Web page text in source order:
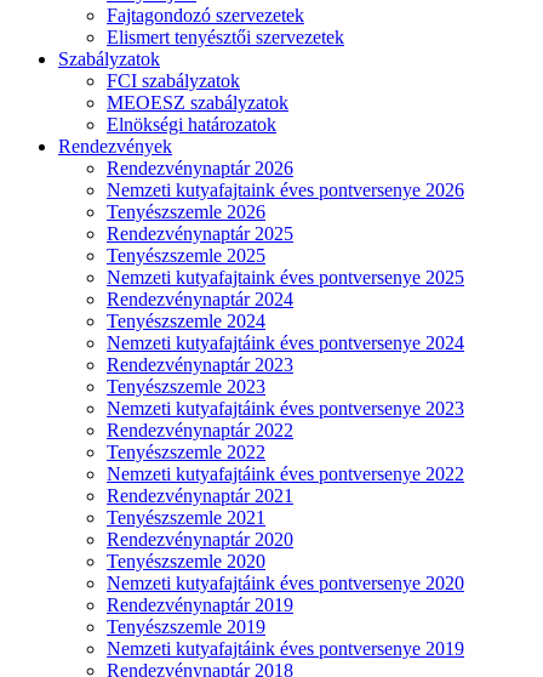
Fajtagondozó szervezetek
Elismert tenyésztői szervezetek
Szabályzatok
FCI szabályzatok
MEOESZ szabályzatok
Elnökségi határozatok
Rendezvények
Rendezvénynaptár 2026
Nemzeti kutyafajtaink éves pontversenye 2026
Tenyészszemle 2026
Rendezvénynaptár 2025
Tenyészszemle 2025
Nemzeti kutyafajtaink éves pontversenye 2025
Rendezvénynaptár 2024
Tenyészszemle 2024
Nemzeti kutyafajtáink éves pontversenye 2024
Rendezvénynaptár 2023
Tenyészszemle 2023
Nemzeti kutyafajtáink éves pontversenye 2023
Rendezvénynaptár 2022
Tenyészszemle 2022
Nemzeti kutyafajtáink éves pontversenye 2022
Rendezvénynaptár 2021
Tenyészszemle 2021
Rendezvénynaptár 2020
Tenyészszemle 2020
Nemzeti kutyafajtáink éves pontversenye 2020
Rendezvénynaptár 2019
Tenyészszemle 2019
Nemzeti kutyafajtáink éves pontversenye 2019
Rendezvénynaptár 2018